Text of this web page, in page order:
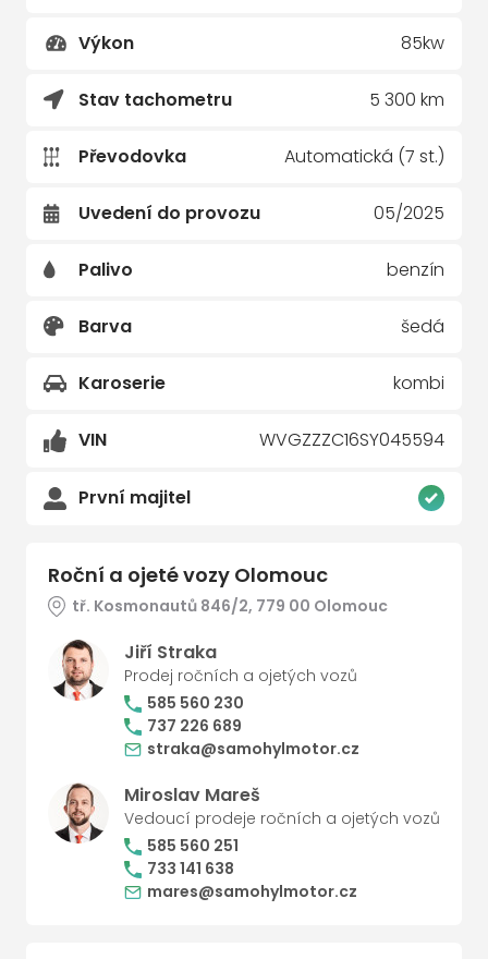
Výkon 85kw
Stav tachometru 5 300 km
Převodovka Automatická (7 st.)
Uvedení do provozu 05/2025
Palivo benzín
Barva šedá
Karoserie kombi
VIN WVGZZZC16SY045594
První majitel
Roční a ojeté vozy Olomouc
tř. Kosmonautů 846/2, 779 00 Olomouc
Jiří Straka
Prodej ročních a ojetých vozů
585 560 230
737 226 689
straka@samohylmotor.cz
Miroslav Mareš
Vedoucí prodeje ročních a ojetých vozů
585 560 251
733 141 638
mares@samohylmotor.cz